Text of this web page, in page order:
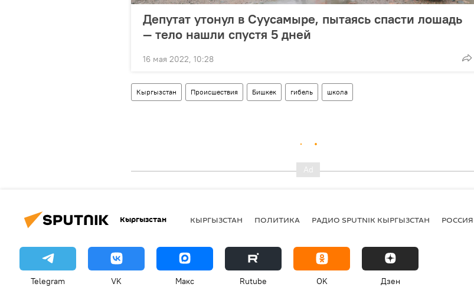
Депутат утонул в Суусамыре, пытаясь спасти лошадь
— тело нашли спустя 5 дней
16 мая 2022, 10:28
Кыргызстан Происшествия Бишкек гибель школа
Кыргызстан КЫРГЫЗСТАН ПОЛИТИКА РАДИО SPUTNIK КЫРГЫЗСТАН РОССИЯ
Telegram VK Макс Rutube OK Дзен